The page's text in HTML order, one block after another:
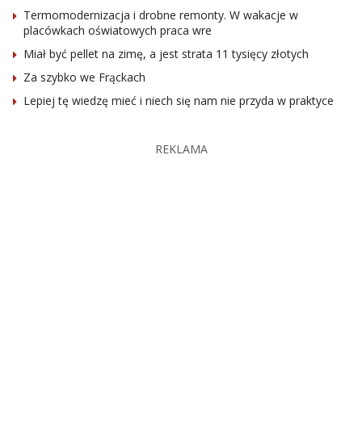
Termomodernizacja i drobne remonty. W wakacje w
placówkach oświatowych praca wre
Miał być pellet na zimę, a jest strata 11 tysięcy złotych
Za szybko we Frąckach
Lepiej tę wiedzę mieć i niech się nam nie przyda w praktyce
REKLAMA